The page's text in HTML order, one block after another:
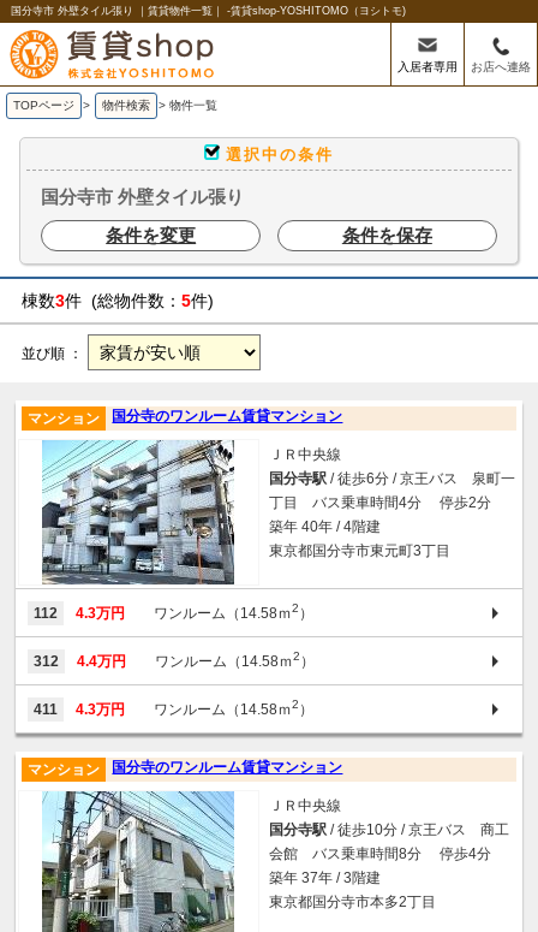
国分寺市 外壁タイル張り ｜賃貸物件一覧｜ -賃貸shop-YOSHITOMO（ヨシトモ)
入居者専用 お店へ連絡
TOPページ > 物件検索 > 物件一覧
選択中の条件
国分寺市 外壁タイル張り
条件を変更
条件を保存
棟数3件 (総物件数： 5件)
並び順 ：
国分寺のワンルーム賃貸マンション
マンション
ＪＲ中央線
国分寺駅 / 徒歩6分 / 京王バス 泉町一
丁目 バス乗車時間4分 停歩2分
築年 40年 / 4階建
東京都国分寺市東元町3丁目
112 4.3万円 ワンルーム（14.58ｍ2 ）
312 4.4万円 ワンルーム（14.58ｍ2 ）
411 4.3万円 ワンルーム（14.58ｍ2 ）
国分寺のワンルーム賃貸マンション
マンション
ＪＲ中央線
国分寺駅 / 徒歩10分 / 京王バス 商工
会館 バス乗車時間8分 停歩4分
築年 37年 / 3階建
東京都国分寺市本多2丁目